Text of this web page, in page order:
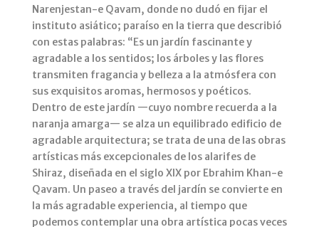
Narenjestan-e Qavam, donde no dudó en fijar el
instituto asiático; paraíso en la tierra que describió
con estas palabras: “Es un jardín fascinante y
agradable a los sentidos; los árboles y las flores
transmiten fragancia y belleza a la atmósfera con
sus exquisitos aromas, hermosos y poéticos.
Dentro de este jardín —cuyo nombre recuerda a la
naranja amarga— se alza un equilibrado edificio de
agradable arquitectura; se trata de una de las obras
artísticas más excepcionales de los alarifes de
Shiraz, diseñada en el siglo XIX por Ebrahim Khan-e
Qavam. Un paseo a través del jardín se convierte en
la más agradable experiencia, al tiempo que
podemos contemplar una obra artística pocas veces